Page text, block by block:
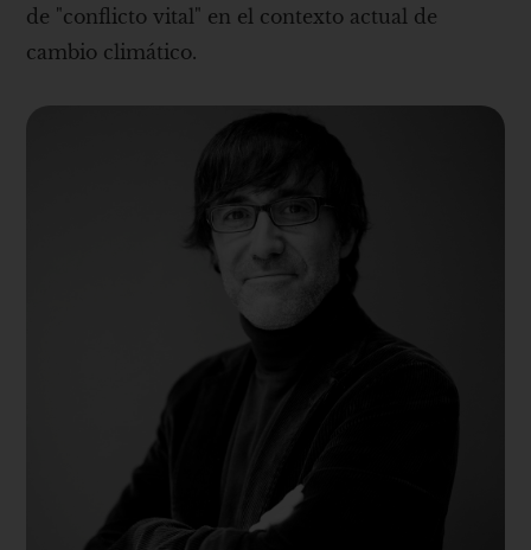
de "conflicto vital" en el contexto actual de
cambio climático.